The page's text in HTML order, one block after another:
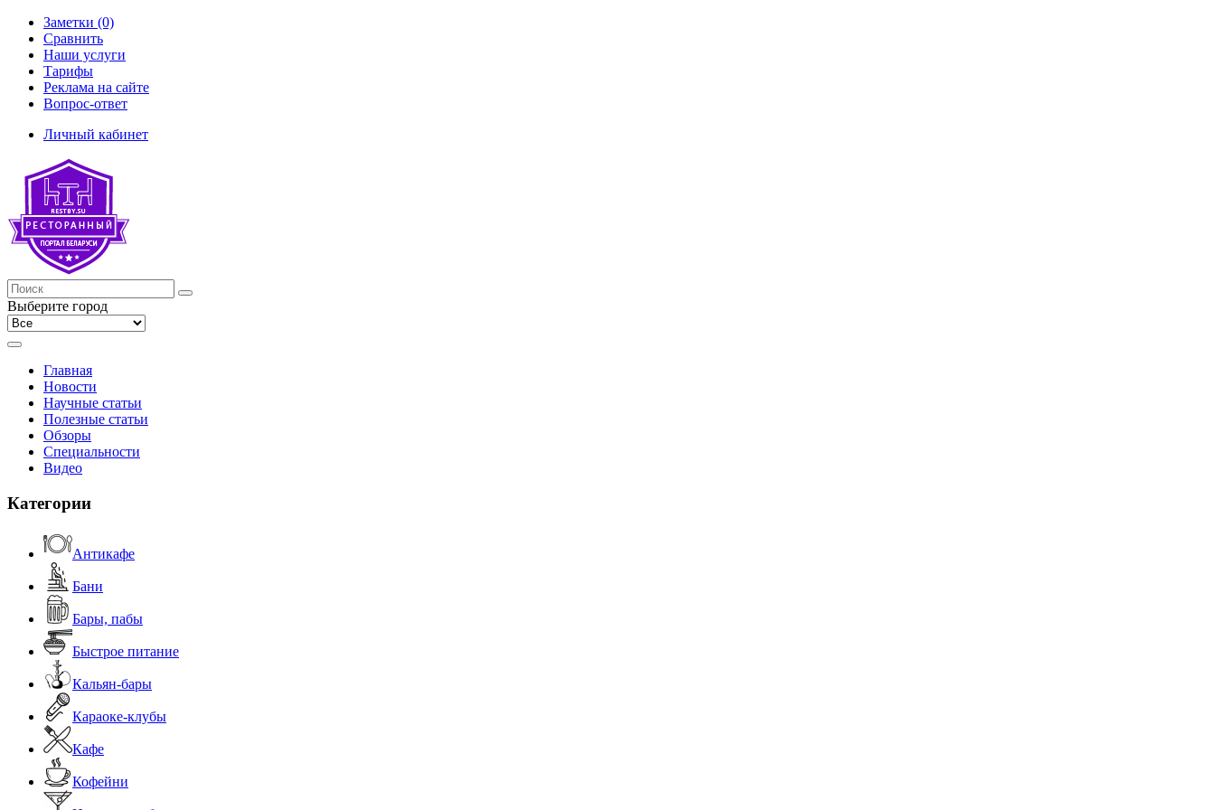
Заметки (0)
Сравнить
Наши услуги
Тарифы
Реклама на сайте
Вопрос-ответ
Личный кабинет
Выберите город
Главная
Новости
Научные статьи
Полезные статьи
Обзоры
Специальности
Видео
Категории
Антикафе
Бани
Бары, пабы
Быстрое питание
Кальян-бары
Караоке-клубы
Кафе
Кофейни